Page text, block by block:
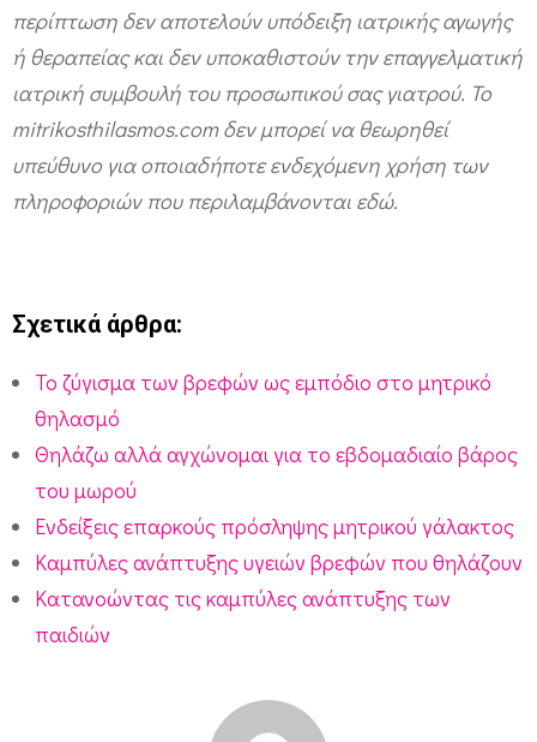
π
ο
κ
λ
ε
ι
ι
κ
θ
λ
α
σ
περίπτωση δεν αποτελούν υπόδειξη ιατρικής αγωγής
ή θεραπείας και δεν υποκαθιστούν την επαγγελματική
ιατρική συμβουλή του προσωπικού σας γιατρού. Το
mitrikosthilasmos.com δεν μπορεί να θεωρηθεί
υπεύθυνο για οποιαδήποτε ενδεχόμενη χρήση των
πληροφοριών που περιλαμβάνονται εδώ.
Σχετικά άρθρα:
To ζύγισμα των βρεφών ως εμπόδιο στο μητρικό
θηλασμό
Θηλάζω αλλά αγχώνομαι για το εβδομαδιαίο βάρος
του μωρού
Ενδείξεις επαρκούς πρόσληψης μητρικού γάλακτος
Καμπύλες ανάπτυξης υγειών βρεφών που θηλάζουν
Κατανοώντας τις καμπύλες ανάπτυξης των
παιδιών